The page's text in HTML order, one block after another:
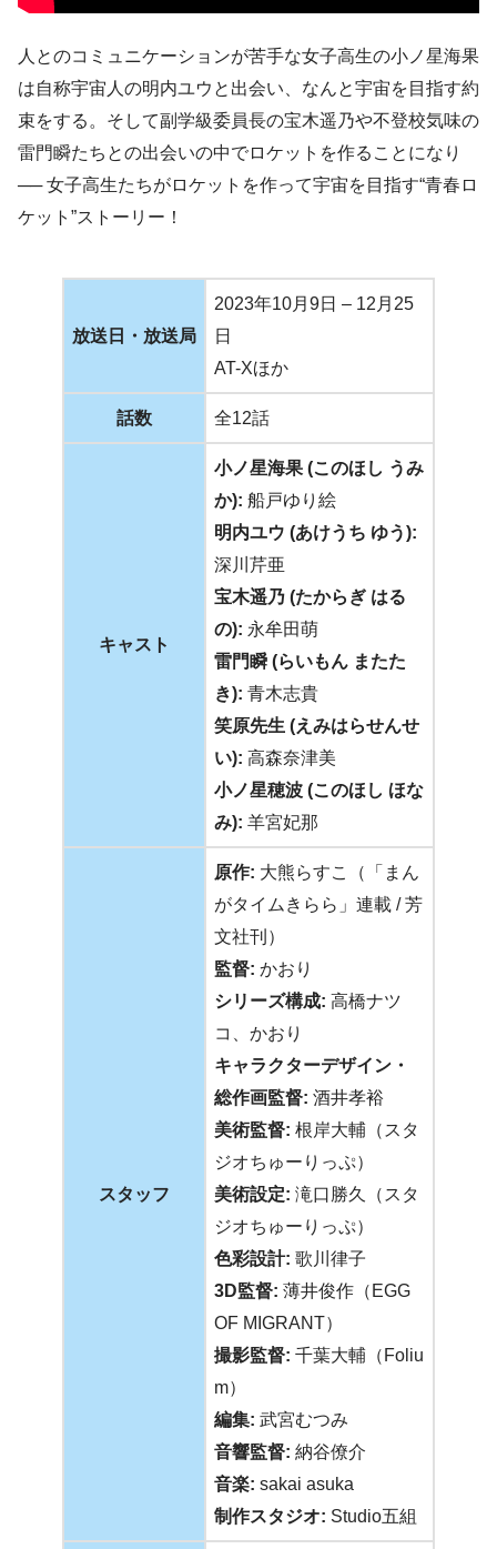
人とのコミュニケーションが苦手な女子高生の小ノ星海果
は自称宇宙人の明内ユウと出会い、なんと宇宙を目指す約
束をする。そして副学級委員長の宝木遥乃や不登校気味の
雷門瞬たちとの出会いの中でロケットを作ることになり
── 女子高生たちがロケットを作って宇宙を目指す“青春ロ
ケット”ストーリー！
放送日・放送局
2023年10月9日 – 12月25
日
AT-Xほか
話数 全12話
キャスト
小ノ星海果 (このほし うみ
か): 船戸ゆり絵
明内ユウ (あけうち ゆう):
深川芹亜
宝木遥乃 (たからぎ はる
の): 永牟田萌
雷門瞬 (らいもん またた
き): 青木志貴
笑原先生 (えみはらせんせ
い): 高森奈津美
小ノ星穂波 (このほし ほな
み): 羊宮妃那
スタッフ
原作: 大熊らすこ（「まん
がタイムきらら」連載 / 芳
文社刊）
監督: かおり
シリーズ構成: 高橋ナツ
コ、かおり
キャラクターデザイン・
総作画監督: 酒井孝裕
美術監督: 根岸大輔（スタ
ジオちゅーりっぷ）
美術設定: 滝口勝久（スタ
ジオちゅーりっぷ）
色彩設計: 歌川律子
3D監督: 薄井俊作（EGG
OF MIGRANT）
撮影監督: 千葉大輔（Foliu
m）
編集: 武宮むつみ
音響監督: 納谷僚介
音楽: sakai asuka
制作スタジオ: Studio五組